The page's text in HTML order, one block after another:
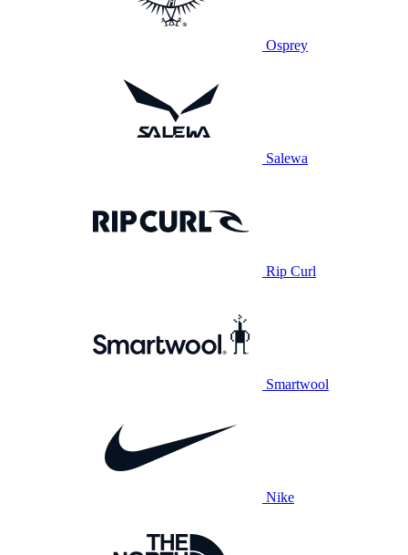
Osprey
Salewa
Rip Curl
Smartwool
Nike